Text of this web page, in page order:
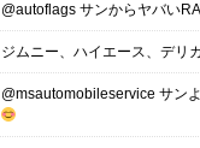
@autoflags サンからヤバい
ジムニー、ハイエース、デ
@msautomobileservice サン